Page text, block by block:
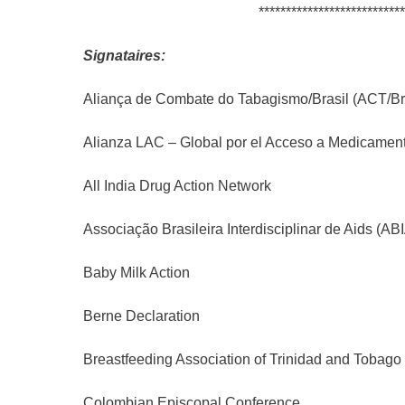
Signataires:
Aliança de Combate do Tabagismo/Brasil (ACT/
Alianza LAC – Global por el Acceso a
All India Drug Action Network
Associação Brasileira Interdisciplinar de Aids
Baby Milk Action
Berne Declaration
Breastfeeding Association of Trinidad and Tobago